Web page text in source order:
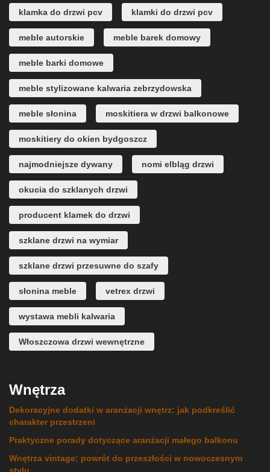
klamka do drzwi pcv klamki do drzwi pcv
meble autorskie meble barek domowy
meble barki domowe
meble stylizowane kalwaria zebrzydowska
meble słonina moskitiera w drzwi balkonowe
moskitiery do okien bydgoszcz
najmodniejsze dywany nomi elbląg drzwi
okucia do szklanych drzwi
producent klamek do drzwi
szklane drzwi na wymiar
szklane drzwi przesuwne do szafy
słonina meble vetrex drzwi
wystawa mebli kalwaria
Włoszczowa drzwi wewnętrzne
Wnętrza
Dekoracyjne dodatki w aranżacji wnętrz: jak podkreślić
charakter przestrzeni
Praktyczne porady dotyczące aranżacji małego balkonu
Wnętrza vintage: powrót do przeszłości w nowoczesnym